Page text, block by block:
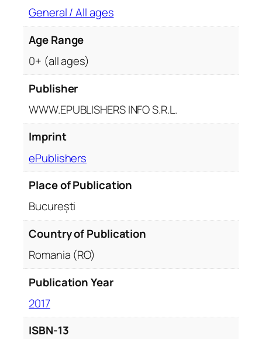
General / All ages
Age Range
0+ (all ages)
Publisher
WWW.EPUBLISHERS INFO S.R.L.
Imprint
ePublishers
Place of Publication
București
Country of Publication
Romania (RO)
Publication Year
2017
ISBN-13